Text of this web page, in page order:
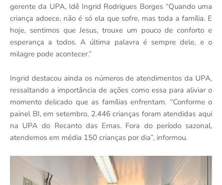
gerente da UPA, Idê Ingrid Rodrigues Borges “Quando uma
criança adoece, não é só ela que sofre, mas toda a família. E
hoje, sentimos que Jesus, trouxe um pouco de conforto e
esperança a todos. A última palavra é sempre dele, e o
milagre pode acontecer.”
Ingrid destacou ainda os números de atendimentos da UPA,
ressaltando a importância de ações como essa para aliviar o
momento delicado que as famílias enfrentam. “Conforme o
painel BI, em setembro, 2.446 crianças foram atendidas aqui
na UPA do Recanto das Emas. Fora do período sazonal,
atendemos em média 150 crianças por dia”, informou.